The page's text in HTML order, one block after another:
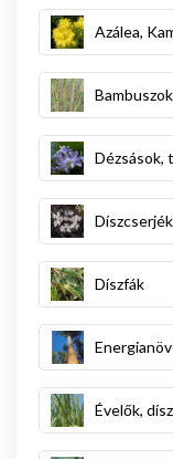
Azálea,
Bambuszok
Dézsások,
Díszcserjék
Díszfák
Évelők,